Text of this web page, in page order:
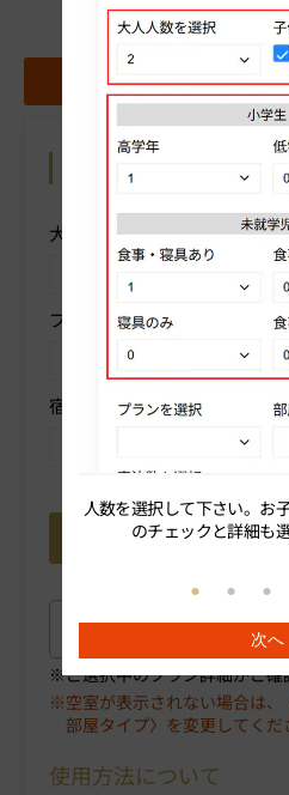
人数を選択して下さい。お
のチェックと詳細も
次へ
お気に入りホテ
カレンダーから予約
大人人数を選択
プランを選択
宿泊数を選択
プラン詳細はこちら
ご選択中のプラン詳細がご
空室が表示されない場合は
部屋タイプ〉を変更してくだ
使用方法について